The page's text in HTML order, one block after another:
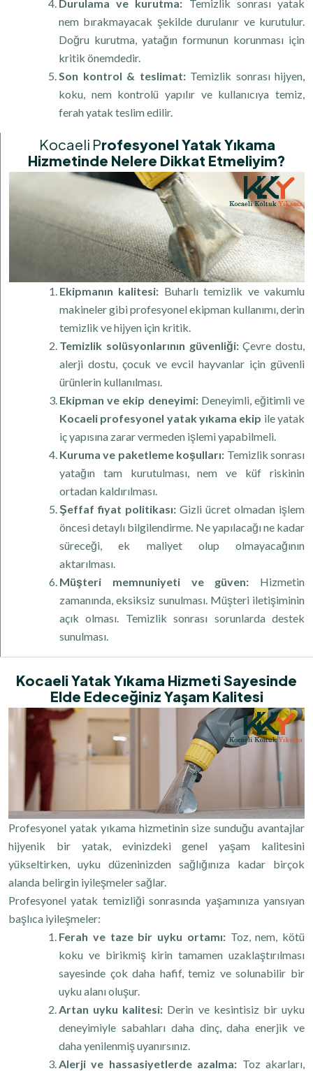
Durulama ve kurutma: Temizlik sonrası yatak
nem bırakmayacak şekilde durulanır ve kurutulur.
Doğru kurutma, yatağın formunun korunması için
kritik önemdedir.
Son kontrol & teslimat:Temizlik sonrası hijyen,
koku, nem kontrolü yapılır ve kullanıcıya temiz,
ferah yatak teslim edilir.
Kocaeli PRofesyonel Yatak Yıkama
Hizmetinde Nelere Dikkat Etmeliyim?
Ekipmanın kalitesi: Buharlı temizlik ve vakumlu
makineler gibi profesyonel ekipman kullanımı, derin
temizlik ve hijyen için kritik.
Temizlik solüsyonlarının güvenliği:Çevre dostu,
alerji dostu, çocuk ve evcil hayvanlar için güvenli
ürünlerin kullanılması.
Ekipman ve ekip deneyimi:Deneyimli, eğitimli ve
Kocaeli profesyonel yatak yıkama ekip ile yatak
iç yapısına zarar vermeden işlemi yapabilmeli.
Kuruma ve paketleme koşulları: Temizlik sonrası
yatağın tam kurutulması, nem ve küf riskinin
ortadan kaldırılması.
Şeffaf fiyat politikası: Gizli ücret olmadan işlem
öncesi detaylı bilgilendirme. Ne yapılacağı ne kadar
süreceği, ek maliyet olup olmayacağının
aktarılması.
Müşteri memnuniyeti ve güven: Hizmetin
zamanında, eksiksiz sunulması. Müşteri iletişiminin
açık olması. Temizlik sonrası sorunlarda destek
sunulması.
Kocaeli Yatak Yıkama Hizmeti Sayesinde
Elde Edeceğiniz Yaşam Kalitesi
Profesyonel yatak yıkama hizmetinin size sunduğu avantajlar
hijyenik bir yatak, evinizdeki genel yaşam kalitesini
yükseltirken, uyku düzeninizden sağlığınıza kadar birçok
alanda belirgin iyileşmeler sağlar.
Profesyonel yatak temizliği sonrasında yaşamınıza yansıyan
başlıca iyileşmeler:
Ferah ve taze bir uyku ortamı:Toz, nem, kötü
koku ve birikmiş kirin tamamen uzaklaştırılması
sayesinde çok daha hafif, temiz ve solunabilir bir
uyku alanı oluşur.
Artan uyku kalitesi: Derin ve kesintisiz bir uyku
deneyimiyle sabahları daha dinç, daha enerjik ve
daha yenilenmiş uyanırsınız.
Alerji ve hassasiyetlerde azalma: Toz akarları,